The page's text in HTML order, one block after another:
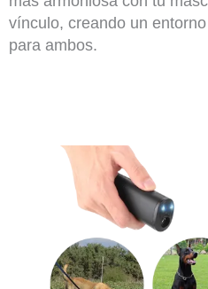
vínculo, creando un
para ambos.